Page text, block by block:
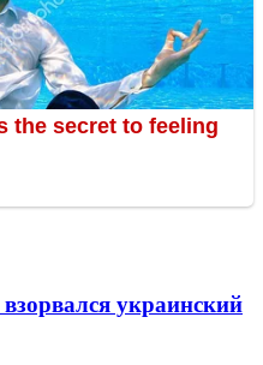
украинский